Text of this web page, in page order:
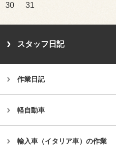
30
31
スタッフ日記
作業日記
軽自動車
輸入車（イタリア車）の作業